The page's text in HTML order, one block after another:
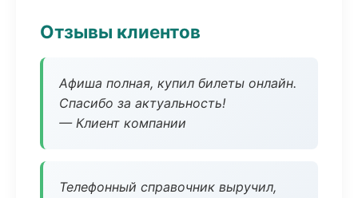
Отзывы клиентов
Афиша полная, купил билеты онлайн.
Спасибо за актуальность!
— Клиент компании
Телефонный справочник выручил,